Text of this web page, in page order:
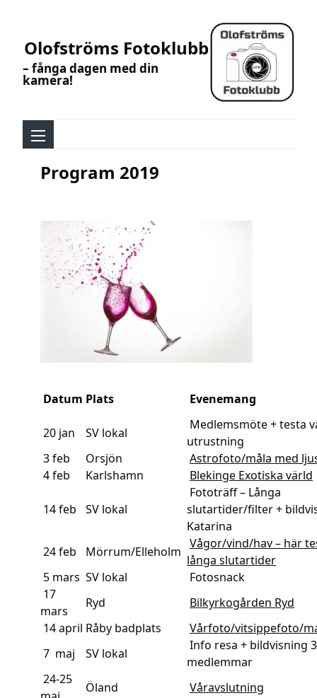
Olofströms Fotoklubb
– fånga dagen med din
kamera!
Program 2019
Datum Plats Evenemang
20 jan SV lokal
Medlemsmöte + testa
utrustning
3 feb
Orsjön
Astrofoto/måla med
4 feb
Karlshamn Blekinge Exotiska värld
14 feb SV lokal
Fototräff – Långa
slutartider/filter +
Katarina
24 feb
Mörrum/Elleholm
Vågor/vind/hav – här
långa slutartider
5 mars SV lokal
Fotosnack
17
mars
Ryd
Bilkyrkogården Ryd
14 april Råby badplats
Vårfoto/vitsippefoto/
7 maj
SV lokal
Info resa + bildvisning 3
medlemmar
24-25
Öland Våravslutning